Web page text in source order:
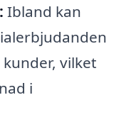
Ibland kan
vilket
i